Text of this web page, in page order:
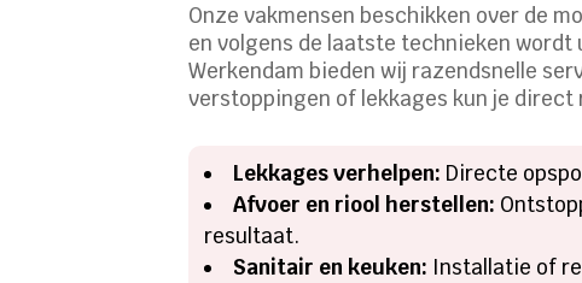
Onze vakmensen beschikken over de
en volgens de laatste technieken
Werkendam bieden wij razendsnelle
verstoppingen of lekkages kun je
Lekkages verhelpen: Directe
Afvoer en riool herstellen:
resultaat.
Sanitair en keuken: Installatie of